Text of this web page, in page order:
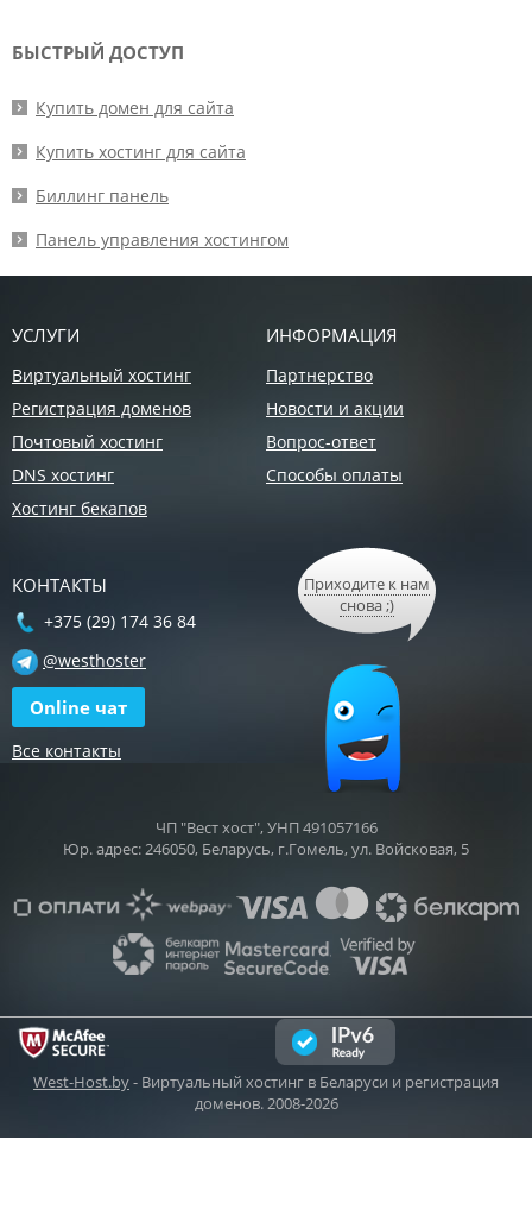
БЫСТРЫЙ ДОСТУП
Купить домен для сайта
Купить хостинг для сайта
Биллинг панель
Панель управления хостингом
УСЛУГИ
Виртуальный хостинг
Регистрация доменов
Почтовый хостинг
DNS хостинг
Хостинг бекапов
ИНФОРМАЦИЯ
Партнерство
Новости и акции
Вопрос-ответ
Способы оплаты
КОНТАКТЫ
+375 (29) 174 36 84
@westhoster
Online чат
Все контакты
Приходите к нам
снова ;)
ЧП "Вест хост", УНП 491057166
Юр. адрес: 246050, Беларусь, г.Гомель, ул. Войсковая, 5
West-Host.by- Виртуальный хостинг в Беларуси и регистрация
доменов. 2008-2026